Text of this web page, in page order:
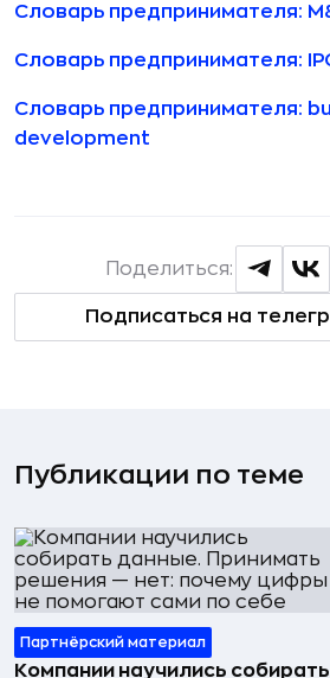
Словарь предпринимателя:
Словарь предпринимателя:
Словарь предпринимателя:
development
Подписаться на
Поделиться:
Публикации по теме
Партнёрский материал
Компании научились собирать